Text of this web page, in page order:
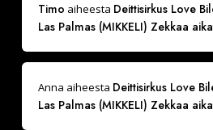
Timo aiheesta Deittisirkus Love
Las Palmas (MIKKELI) Zekkaa
Anna aiheesta Deittisirkus Love
Las Palmas (MIKKELI) Zekkaa